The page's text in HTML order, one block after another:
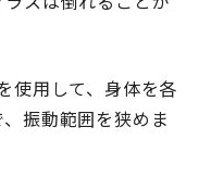
使用して、身体を各
振動範囲を狭めま